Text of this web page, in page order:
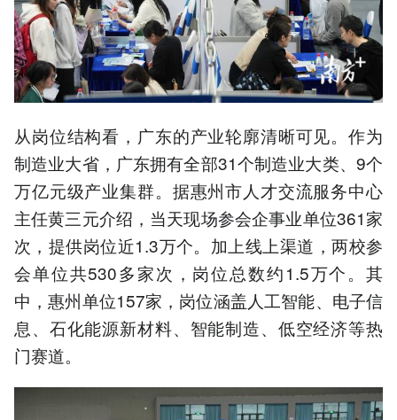
从岗位结构看，广东的产业轮廓清晰可见。作为
制造业大省，广东拥有全部31个制造业大类、9个
万亿元级产业集群。据惠州市人才交流服务中心
主任黄三元介绍，当天现场参会企事业单位361家
次，提供岗位近1.3万个。加上线上渠道，两校参
会单位共530多家次，岗位总数约1.5万个。其
中，惠州单位157家，岗位涵盖人工智能、电子信
息、石化能源新材料、智能制造、低空经济等热
门赛道。